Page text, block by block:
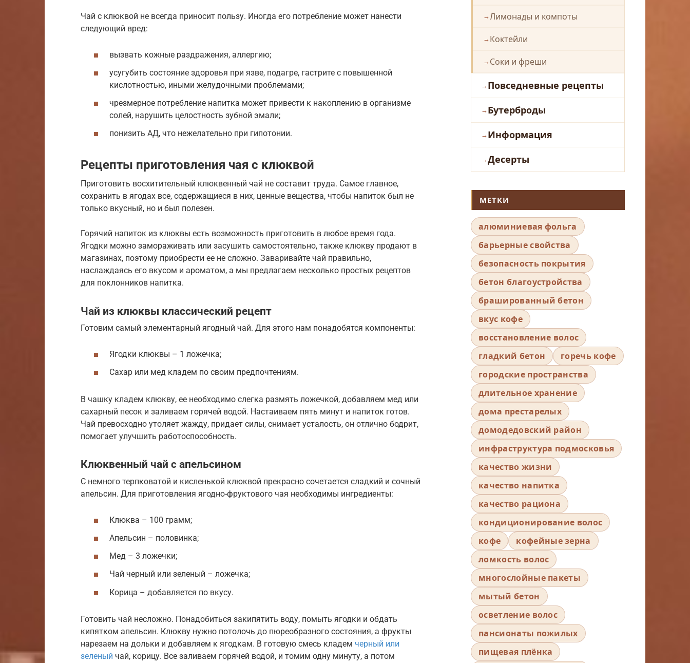
Чай с клюквой не всегда приносит пользу. Иногда его потребление может нанести
следующий вред:
вызвать кожные раздражения, аллергию;
усугубить состояние здоровья при язве, подагре, гастрите с повышенной
кислотностью, иными желудочными проблемами;
чрезмерное потребление напитка может привести к накоплению в организме
солей, нарушить целостность зубной эмали;
понизить АД, что нежелательно при гипотонии.
Рецепты приготовления чая с клюквой
Приготовить восхитительный клюквенный чай не составит труда. Самое главное,
сохранить в ягодах все, содержащиеся в них, ценные вещества, чтобы напиток был не
только вкусный, но и был полезен.
Горячий напиток из клюквы есть возможность приготовить в любое время года.
Ягодки можно замораживать или засушить самостоятельно, также клюкву продают в
магазинах, поэтому приобрести ее не сложно. Заваривайте чай правильно,
наслаждаясь его вкусом и ароматом, а мы предлагаем несколько простых рецептов
для поклонников напитка.
Чай из клюквы классический рецепт
Готовим самый элементарный ягодный чай. Для этого нам понадобятся компоненты:
Ягодки клюквы – 1 ложечка;
Сахар или мед кладем по своим предпочтениям.
В чашку кладем клюкву, ее необходимо слегка размять ложечкой, добавляем мед или
сахарный песок и заливаем горячей водой. Настаиваем пять минут и напиток готов.
Чай превосходно утоляет жажду, придает силы, снимает усталость, он отлично бодрит,
помогает улучшить работоспособность.
Клюквенный чай с апельсином
С немного терпковатой и кисленькой клюквой прекрасно сочетается сладкий и сочный
апельсин. Для приготовления ягодно-фруктового чая необходимы ингредиенты:
Клюква – 100 грамм;
Апельсин – половинка;
Мед – 3 ложечки;
Чай черный или зеленый – ложечка;
Корица – добавляется по вкусу.
Готовить чай несложно. Понадобиться закипятить воду, помыть ягодки и обдать
кипятком апельсин. Клюкву нужно потолочь до пюреобразного состояния, а фрукты
нарезаем на дольки и добавляем к ягодкам. В готовую смесь кладем черный или
зеленый чай, корицу. Все заливаем горячей водой, и томим одну минуту, а потом
Лимонады и компоты
Коктейли
Соки и фреши
Повседневные рецепты
Бутерброды
Информация
Десерты
МЕТКИ
алюминиевая фольга
барьерные свойства
безопасность покрытия
бетон благоустройства
брашированный бетон
вкус кофе
восстановление волос
гладкий бетон
горечь кофе
городские пространства
длительное хранение
дома престарелых
домодедовский район
инфраструктура подмосковья
качество жизни
качество напитка
качество рациона
кондиционирование волос
кофе
кофейные зерна
ломкость волос
многослойные пакеты
мытый бетон
осветление волос
пансионаты пожилых
пищевая плёнка